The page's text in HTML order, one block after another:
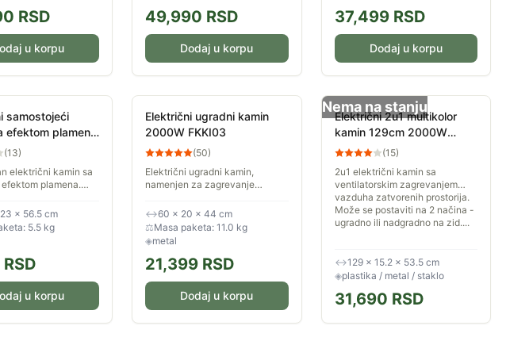
RSD
u korpu
49,990 RSD
Dodaj u korpu
37,499RSD
Dodaj u korpu
samostojeći
efektom plamena
(13)
električni kamin sa
plamena.
i snaga - 1kW ili
× 56.5 cm
5.5 kg
RSD
u korpu
Električni ugradni kamin
2000W FKKI03
(50)
Električni ugradni kamin,
namenjen za zagrevanje
efekat plamena čiji se intenzitet
može podesiti, za prijatnu...
↔60 × 20 × 44 cm
⚖Masa paketa: 11.0 kg
◈metal
21,399 RSD
Dodaj u korpu
Nema na stanju
Električni 2u1 multikolor
kamin 129cm 2000W
Prosto EK503T/L
(15)
2u1 električni kamin sa
ventilatorskim zagrevanjem
vazduha zatvorenih prostorija.
Može se postaviti na 2 načina -
ugradno ili nadgradno na zid....
↔129 × 15.2 × 53.5 cm
◈plastika / metal / staklo
31,690 RSD